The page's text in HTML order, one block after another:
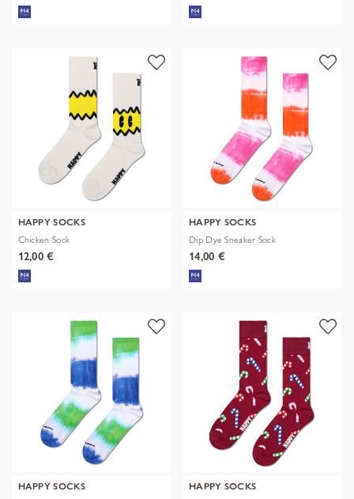
HAPPY SOCKS
Chicken Sock
12,00 €
HAPPY SOCKS
Dip Dye Sneaker Sock
14,00 €
HAPPY SOCKS
HAPPY SOCKS